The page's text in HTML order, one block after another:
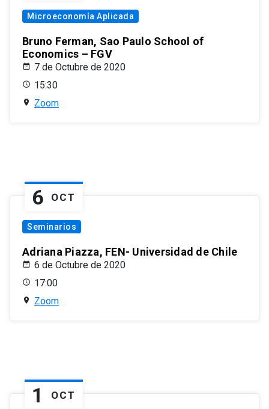
Microeconomía Aplicada
Bruno Ferman, Sao Paulo School of
Economics – FGV
7 de Octubre de 2020
15:30
Zoom
6 OCT
Seminarios
Adriana Piazza, FEN- Universidad de Chile
6 de Octubre de 2020
17:00
Zoom
1 OCT